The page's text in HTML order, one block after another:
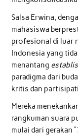
Salsa Erwina,
mahasiswa
profesional di luar
Indonesia yang
menantang
paradigma dari
kritis dan
Mereka
rangkuman suara
mulai dari gerakan